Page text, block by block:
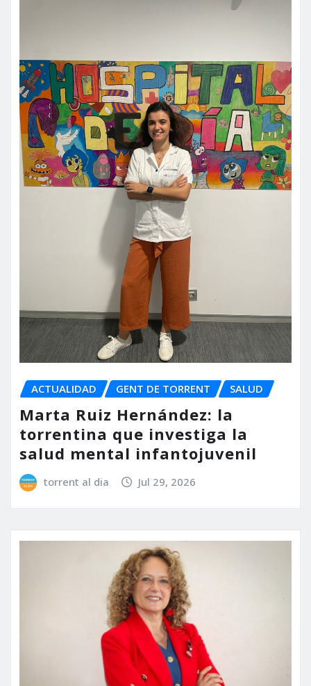
ACTUALIDAD GENT DE TORRENT SALUD
Marta Ruiz Hernández: la
torrentina que investiga la
salud mental infantojuvenil
torrent al dia Jul 29, 2026